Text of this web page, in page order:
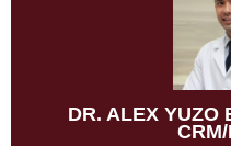
DR. ALEX YUZO